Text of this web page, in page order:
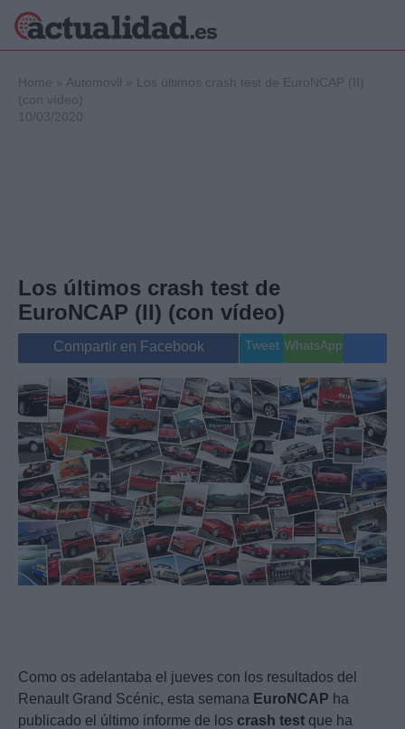
Internacional
Viajes
Gente
Musica
Home » Automovil »
Los últimos crash test de EuroNCAP (II)
(con vídeo)
10/03/2020
Los últimos crash test de
EuroNCAP (II) (con vídeo)
Compartir en Facebook Tweet WhatsApp
Como os adelantaba el jueves con los resultados del
Renault Grand Scénic, esta semana EuroNCAP ha
publicado el último informe de los crash test que ha